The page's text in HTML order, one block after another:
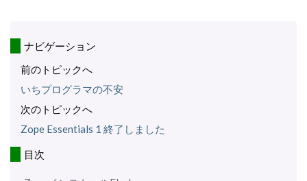
ナビゲーション
前のトピックへ
いちプログラマの不安
次のトピックへ
Zope Essentials 1 終了しました
目次